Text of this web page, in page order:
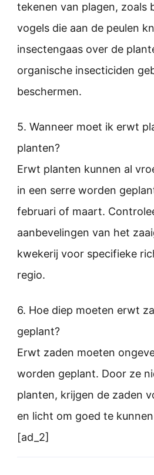
tekenen van plagen, zoals
vogels die aan de peulen
insectengaas over de
organische insecticiden
beschermen.
5. Wanneer moet ik erwt
planten?
Erwt planten kunnen al
in een serre worden
februari of maart.
aanbevelingen van het
kwekerij voor specifieke
regio.
6. Hoe diep moeten erwt
geplant?
Erwt zaden moeten
worden geplant. Door ze
planten, krijgen de zaden
en licht om goed te
[ad_2]